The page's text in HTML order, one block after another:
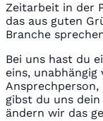
Zeitarbeit in der
das aus guten
Branche
Bei uns hast du
eins,
Ansprechperson,
gibst du uns
ändern wir das